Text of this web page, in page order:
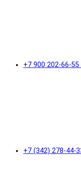
+7 900 202-66-
+7 (342) 278-44-